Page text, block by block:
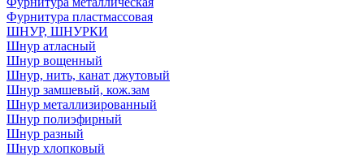
Фурнитура пластмассовая
ШНУР, ШНУРКИ
Шнур атласный
Шнур вощенный
Шнур, нить, канат джутовый
Шнур замшевый, кож.зам
Шнур металлизированный
Шнур полиэфирный
Шнур разный
Шнур хлопковый